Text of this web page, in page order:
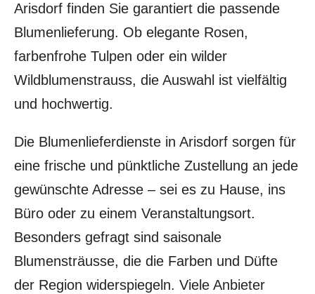
Arisdorf finden Sie garantiert die passende
Blumenlieferung. Ob elegante Rosen,
farbenfrohe Tulpen oder ein wilder
Wildblumenstrauss, die Auswahl ist vielfältig
und hochwertig.
Die Blumenlieferdienste in Arisdorf sorgen für
eine frische und pünktliche Zustellung an jede
gewünschte Adresse – sei es zu Hause, ins
Büro oder zu einem Veranstaltungsort.
Besonders gefragt sind saisonale
Blumensträusse, die die Farben und Düfte
der Region widerspiegeln. Viele Anbieter